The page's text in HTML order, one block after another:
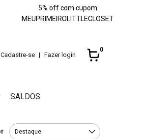
5% off com cupom
MEUPRIMEIROLITTLECLOSET
Cadastre-se | Fazer login
0
SALDOS